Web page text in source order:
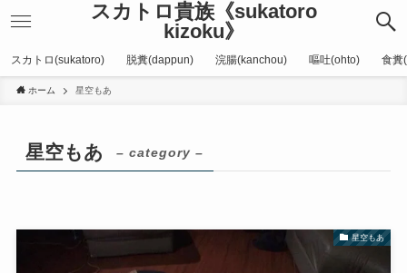
スカトロ貴族《sukatoro
kizoku》
スカトロ(sukatoro) 脱糞(dappun) 浣腸(kanchou) 嘔吐(ohto) 食糞
ホーム 星空もあ
星空もあ – category –
星空もあ